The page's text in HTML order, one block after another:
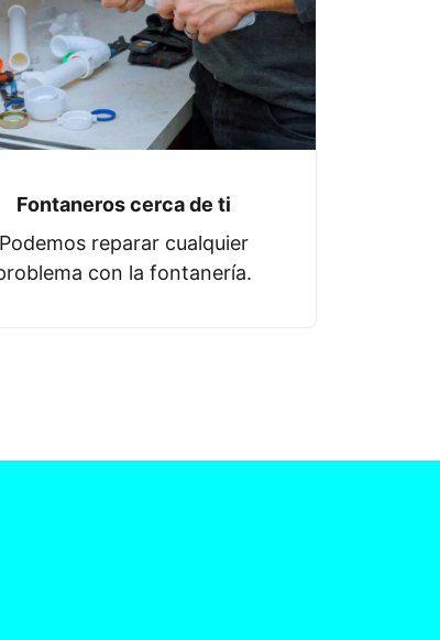
Fontaneros cerca de ti
Podemos reparar cualquier
con la fontanería.